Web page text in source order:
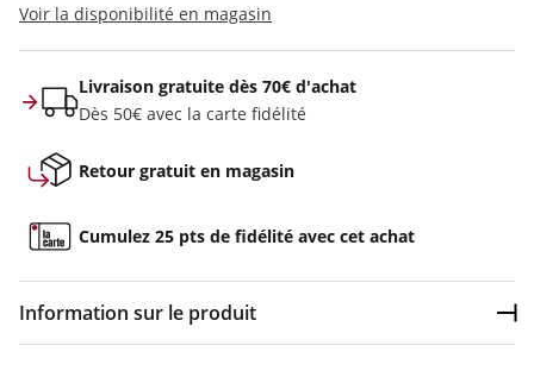
Voir la disponibilité en magasin
Livraison gratuite dès 70€ d'achat
Dès 50€ avec la carte fidélité
Retour gratuit en magasin
Cumulez 25 pts de fidélité avec cet achat
Information sur le produit